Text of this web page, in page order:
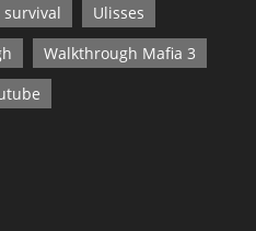
survival
Ulisses
Walkthrough Mafia 3